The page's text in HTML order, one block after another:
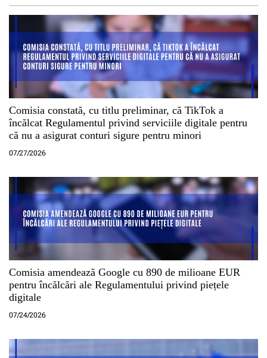
Comisia constată, cu titlu preliminar, că TikTok a
încălcat Regulamentul privind serviciile digitale pentru
că nu a asigurat conturi sigure pentru minori
07/27/2026
Comisia amendează Google cu 890 de milioane EUR
pentru încălcări ale Regulamentului privind piețele
digitale
07/24/2026